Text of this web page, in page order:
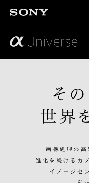
さ
あ、
画像処理の高
進化を続けるカ
イメージセ